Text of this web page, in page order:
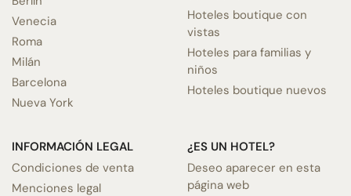
Venecia
Roma
Milán
Barcelona
Nueva York
Hoteles boutique con
vistas
Hoteles para familias y
niños
Hoteles boutique nuevos
INFORMACIÓN LEGAL
Condiciones de venta
Menciones legal
¿ES UN HOTEL?
Deseo aparecer en esta
página web